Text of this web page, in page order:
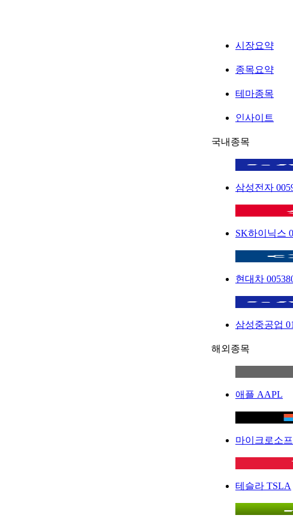
시장요약
종목요약
테마종목
인사이트
국내종목
삼성전자
SK하이닉스
현대차
삼성중공업
해외종목
애플 AAPL
마이크로소
테슬라 TSLA